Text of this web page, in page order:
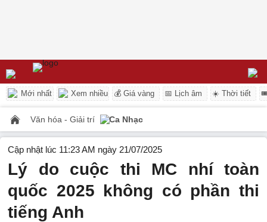
Mới nhất Xem nhiều 💰 Giá vàng 📅 Lịch âm ☀️ Thời tiết
Văn hóa - Giải trí Ca Nhạc
Cập nhật lúc 11:23 AM ngày 21/07/2025
Lý do cuộc thi MC nhí toàn
quốc 2025 không có phần thi
tiếng Anh